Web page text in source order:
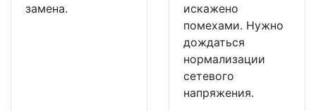
замена.
искажено
помехами. Нужно
дождаться
нормализации
сетевого
напряжения.